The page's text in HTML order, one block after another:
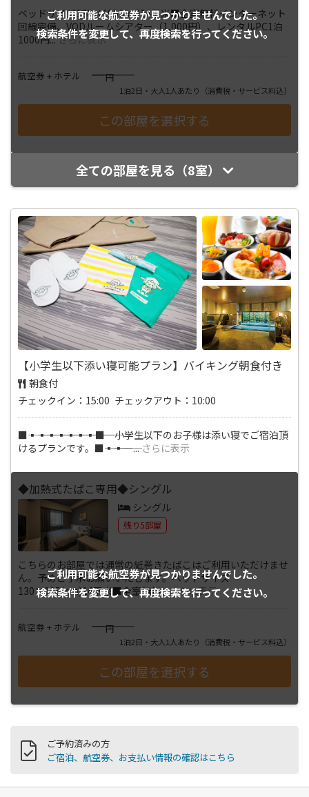
ご利用可能な航空券が見つかりませんでした。
検索条件を変更して、再度検索を行ってください。
ベッドサイズ130×195(cm)14平米■全室無料インターネット
回線完備、VODルームシアター（1,000円）、レンタルPC1泊
1000円...さらに表示
航空券 + ホテル ――――円
1泊2日・大人1人あたり （消費税・サービス料込）
全ての部屋を見る（8室）
【小学生以下添い寝可能プラン】バイキング朝食付き
朝食付
チェックイン：15:00 チェックアウト：10:00
■―――▪―――▪―――▪―――▪―――▪―――▪―――▪―――■ 小学生以下のお子様は添い寝でご宿泊頂
けるプランです。■―――▪―――▪―...さらに表示
ご利用可能な航空券が見つかりませんでした。
検索条件を変更して、再度検索を行ってください。
◆加熱式たばこ専用◆シングル
シングル
残り5部屋
こちらのお部屋では通常の紙巻きたばこはご利用いただけませ
ん。予めご了承お願いいたします。ベッドサイズ
130×195(cm)14平米■全室無料...さらに表示
航空券 + ホテル ――――円
1泊2日・大人1人あたり （消費税・サービス料込）
ご予約済みの方
ご宿泊、航空券、お支払い情報の確認はこちら